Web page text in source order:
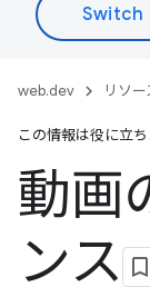
web.dev リソー
この情報は役に立
動画
ンス